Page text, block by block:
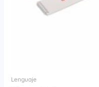
Lenguaje